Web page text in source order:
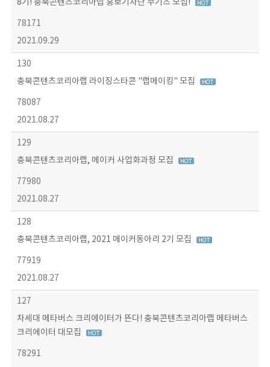
8기! 충북콘텐츠코리아랩 홍보기자단 부기즈 모집!
78171
2021.09.29
130
충북콘텐츠코리아랩 라이징스타콘 "랩메이킹" 모집
78087
2021.08.27
129
충북콘텐츠코리아랩, 메이커 사업화과정 모집
77980
2021.08.27
128
충북콘텐츠코리아랩, 2021 메이커동아리 2기 모집
77919
2021.08.27
127
차세대 메타버스 크리에이터가 뜬다! 충북콘텐츠코리아랩 메타버스
크리에이터 대모집
78291